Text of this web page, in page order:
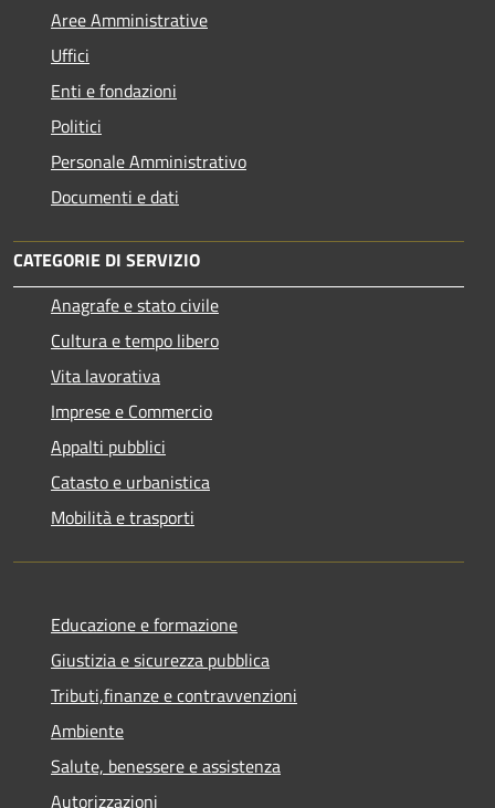
Aree Amministrative
Uffici
Enti e fondazioni
Politici
Personale Amministrativo
Documenti e dati
CATEGORIE DI SERVIZIO
Anagrafe e stato civile
Cultura e tempo libero
Vita lavorativa
Imprese e Commercio
Appalti pubblici
Catasto e urbanistica
Mobilità e trasporti
Educazione e formazione
Giustizia e sicurezza pubblica
Tributi,finanze e contravvenzioni
Ambiente
Salute, benessere e assistenza
Autorizzazioni